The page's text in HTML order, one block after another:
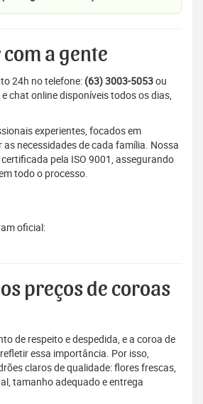
a gente
24h no telefone: (63) 3003-5053ou
e chat online disponíveis todos os dias,
experientes, focados em
necessidades de cada família. Nossa
pela ISO 9001, assegurando
todo o processo.
oficial:
preços de coroas
de respeito e despedida, e a coroa de
essa importância. Por isso,
claros de qualidade: flores frescas,
tamanho adequado e entrega